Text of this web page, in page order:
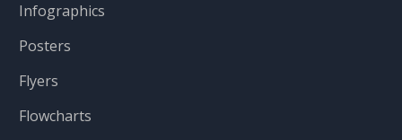
Infographics
Posters
Flyers
Flowcharts